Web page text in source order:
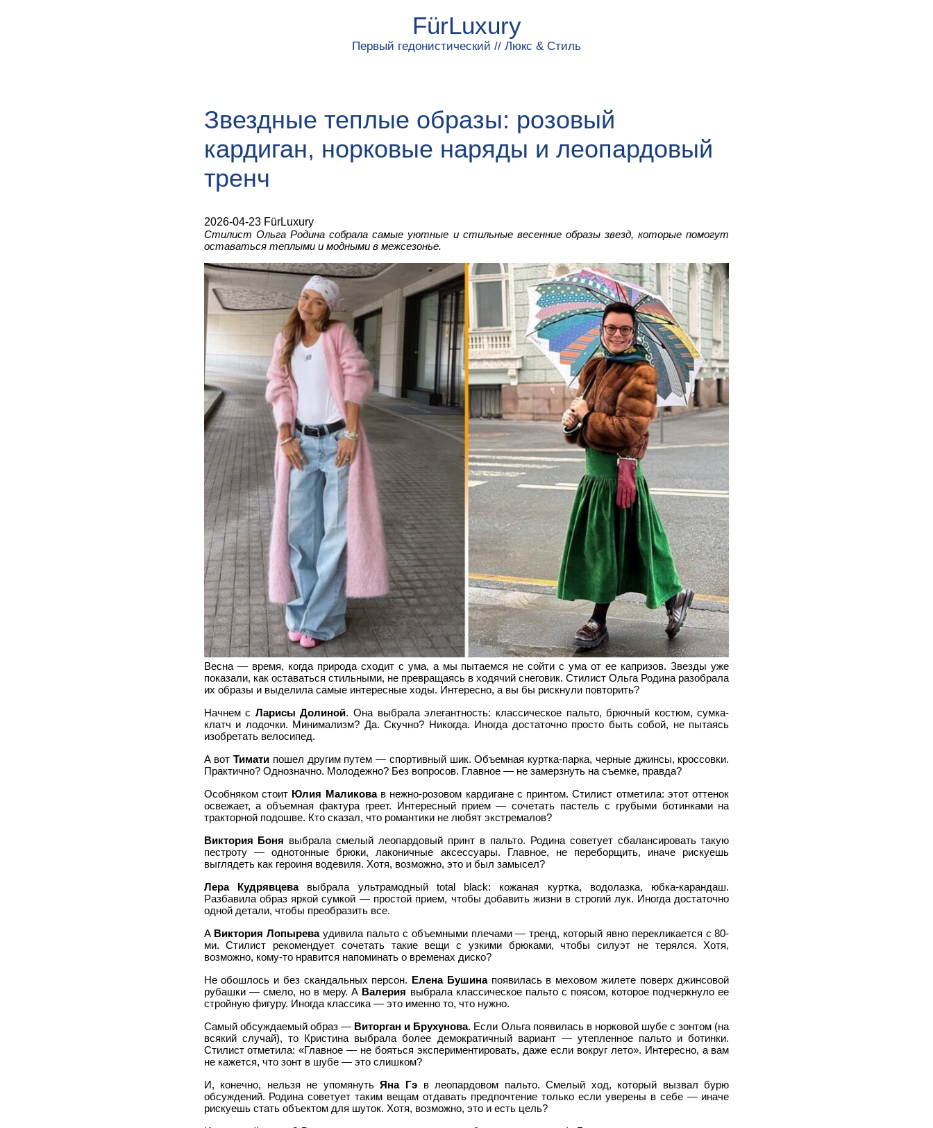
FürLuxury
Первый гедонистический // Люкс & Стиль
Звездные теплые образы: розовый
кардиган, норковые наряды и леопардовый
тренч
2026-04-23 FürLuxury
Стилист Ольга Родина собрала самые уютные и стильные весенние образы звезд, которые помогут
оставаться теплыми и модными в межсезонье.
Весна — время, когда природа сходит с ума, а мы пытаемся не сойти с ума от ее капризов. Звезды уже
показали, как оставаться стильными, не превращаясь в ходячий снеговик. Стилист Ольга Родина разобрала
их образы и выделила самые интересные ходы. Интересно, а вы бы рискнули повторить?
Начнем с Ларисы Долиной. Она выбрала элегантность: классическое пальто, брючный костюм, сумка-
клатч и лодочки. Минимализм? Да. Скучно? Никогда. Иногда достаточно просто быть собой, не пытаясь
изобретать велосипед.
А вотТимати пошел другим путем — спортивный шик. Объемная куртка-парка, черные джинсы, кроссовки.
Практично? Однозначно. Молодежно? Без вопросов. Главное — не замерзнуть на съемке, правда?
Особняком стоит Юлия Маликовав нежно-розовом кардигане с принтом. Стилист отметила: этот оттенок
освежает, а объемная фактура греет. Интересный прием — сочетать пастель с грубыми ботинками на
тракторной подошве. Кто сказал, что романтики не любят экстремалов?
Виктория Боня выбрала смелый леопардовый принт в пальто. Родина советует сбалансировать такую
пестроту — однотонные брюки, лаконичные аксессуары. Главное, не переборщить, иначе рискуешь
выглядеть как героиня водевиля. Хотя, возможно, это и был замысел?
Лера Кудрявцевавыбрала ультрамодный total black: кожаная куртка, водолазка, юбка-карандаш.
Разбавила образ яркой сумкой — простой прием, чтобы добавить жизни в строгий лук. Иногда достаточно
одной детали, чтобы преобразить все.
А Виктория Лопыреваудивила пальто с объемными плечами — тренд, который явно перекликается с 80-
ми. Стилист рекомендует сочетать такие вещи с узкими брюками, чтобы силуэт не терялся. Хотя,
возможно, кому-то нравится напоминать о временах диско?
Не обошлось и без скандальных персон. Елена Бушинапоявилась в меховом жилете поверх джинсовой
рубашки — смело, но в меру. А Валерия выбрала классическое пальто с поясом, которое подчеркнуло ее
стройную фигуру. Иногда классика — это именно то, что нужно.
Самый обсуждаемый образ — Виторган и Брухунова. Если Ольга появилась в норковой шубе с зонтом (на
всякий случай), то Кристина выбрала более демократичный вариант — утепленное пальто и ботинки.
Стилист отметила: «Главное — не бояться экспериментировать, даже если вокруг лето». Интересно, а вам
не кажется, что зонт в шубе — это слишком?
И, конечно, нельзя не упомянутьЯна Гэв леопардовом пальто. Смелый ход, который вызвал бурю
обсуждений. Родина советует таким вещам отдавать предпочтение только если уверены в себе — иначе
рискуешь стать объектом для шуток. Хотя, возможно, это и есть цель?